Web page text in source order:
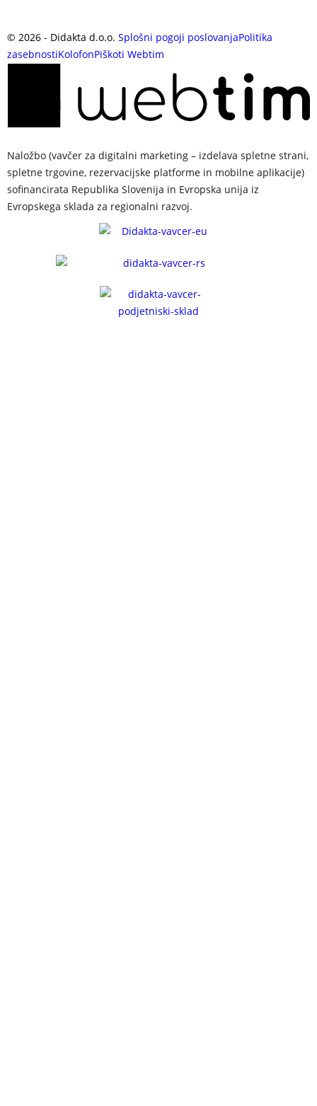
© 2026 - Didakta d.o.o. Splošni pogoji poslovanjaPolitika
zasebnostiKolofonPiškoti Webtim
Naložbo (vavčer za digitalni marketing – izdelava spletne strani,
spletne trgovine, rezervacijske platforme in mobilne aplikacije)
sofinancirata Republika Slovenija in Evropska unija iz
Evropskega sklada za regionalni razvoj.